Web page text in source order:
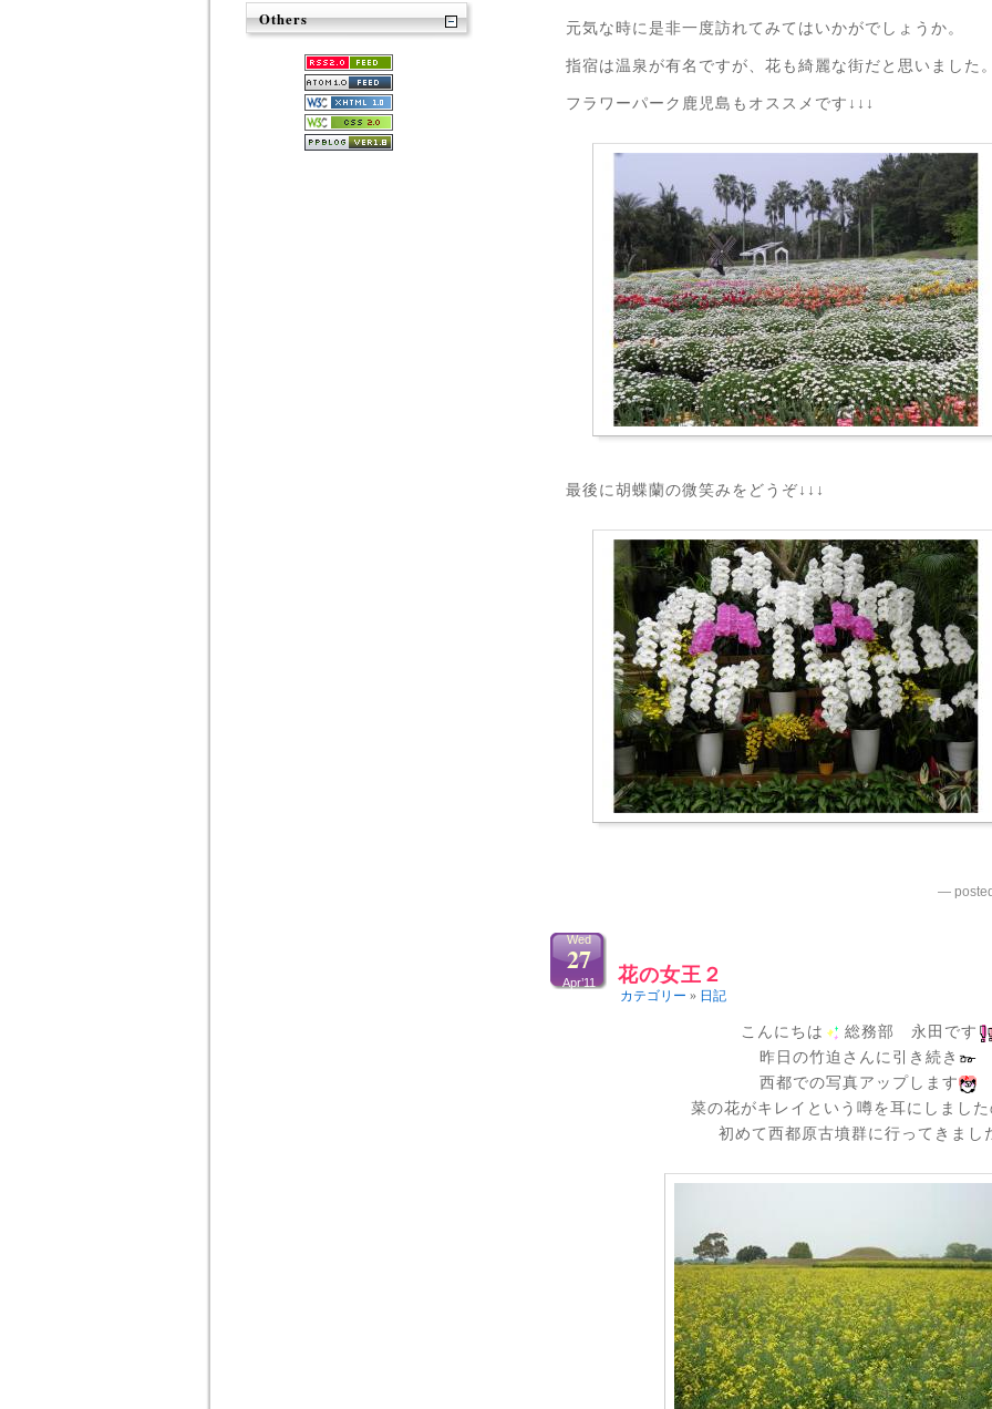
元気な時に是非一度訪れてみてはいかがでしょうか。
指宿は温泉が有名ですが、花も綺麗な街だと思いました
フラワーパーク鹿児島もオススメです↓↓↓
最後に胡蝶蘭の微笑みをどうぞ↓↓↓
—
花の女王２
Wed
27
Apr’11
カテゴリー » 日記
こんにちは
総務部 永田です
昨日の竹迫さんに引き続き
西都での写真アップします
菜の花がキレイという噂を耳にしまし
初めて西都原古墳群に行ってきまし
Others